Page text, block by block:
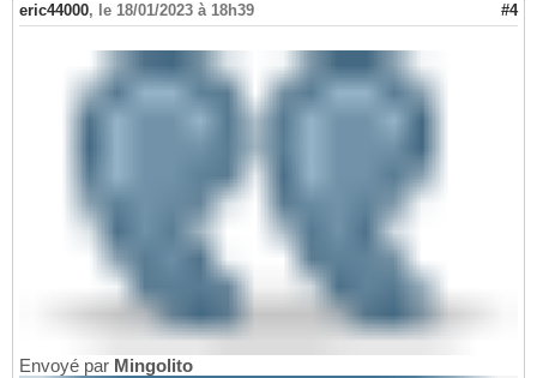
eric44000, le 18/01/2023 à 18h39 #4
Envoyé par Mingolito